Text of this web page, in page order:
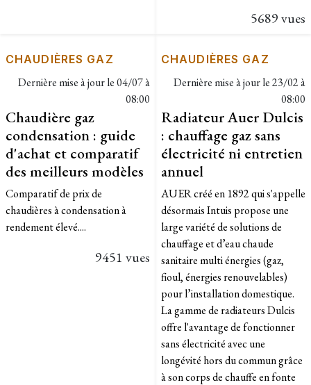
5689 vues
CHAUDIÈRES GAZ
Dernière mise à jour le04/07 à
08:00
Chaudière gaz
condensation : guide
d'achat et comparatif
des meilleurs modèles
Comparatif de prix de
chaudières à condensation à
rendement élevé....
9451 vues
CHAUDIÈRES GAZ
Dernière mise à jour le23/02 à
08:00
Radiateur Auer Dulcis
: chauffage gaz sans
électricité ni entretien
annuel
AUER créé en 1892 qui s'appelle
désormais Intuis propose une
large variété de solutions de
chauffage et d’eau chaude
sanitaire multi énergies (gaz,
fioul, énergies renouvelables)
pour l’installation domestique.
La gamme de radiateurs Dulcis
offre l'avantage de fonctionner
sans électricité avec une
longévité hors du commun grâce
à son corps de chauffe en fonte